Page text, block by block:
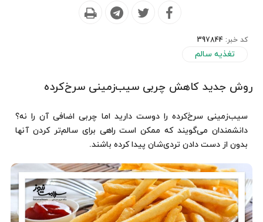
کد خبر: 397844
تغذیه سالم
روش جدید کاهش چربی سیب‌زمینی سرخ‌کرده
سیب‌زمینی سرخ‌کرده را دوست دارید اما چربی اضافی آن را نه؟
دانشمندان می‌گویند که ممکن است راهی برای سالم‌تر کردن آنها
بدون از دست دادن تردی‌شان پیدا کرده باشند.